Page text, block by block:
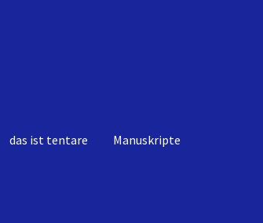
das ist tentare Manuskripte